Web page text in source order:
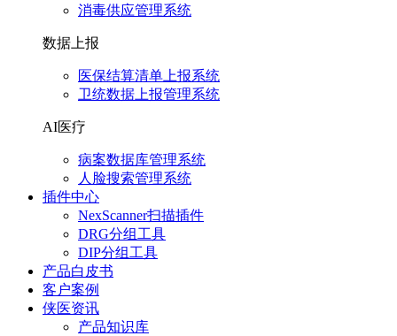
消毒供应管理系统
数据上报
医保结算清单上报系统
卫统数据上报管理系统
AI医疗
病案数据库管理系统
人脸搜索管理系统
插件中心
NexScanner扫描插件
DRG分组工具
DIP分组工具
产品白皮书
客户案例
侠医资讯
产品知识库